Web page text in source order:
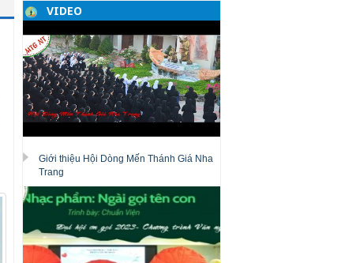
VIDEO
Giới thiệu Hội Dòng Mến Thánh Giá Nha
Trang